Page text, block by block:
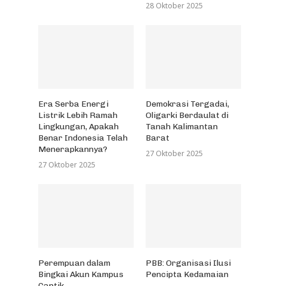
28 Oktober 2025
Era Serba Energi
Listrik Lebih Ramah
Lingkungan, Apakah
Benar Indonesia Telah
Menerapkannya?
27 Oktober 2025
Demokrasi Tergadai,
Oligarki Berdaulat di
Tanah Kalimantan
Barat
27 Oktober 2025
Perempuan dalam
Bingkai Akun Kampus
PBB: Organisasi Ilusi
Pencipta Kedamaian